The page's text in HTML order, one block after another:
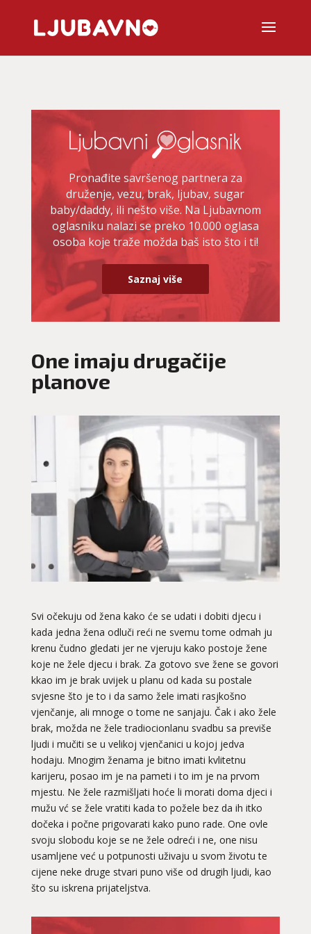
Pronađite savršenog partnera za
druženje, vezu, brak, ljubav, sugar
baby/daddy, ili nešto više. Na Ljubavnom
oglasniku nalazi se preko 10.000 oglasa
osoba koje traže možda baš isto što i ti!
Saznaj više
One imaju drugačije
planove
Svi očekuju od žena kako će se udati i dobiti djecu i
kada jedna žena odluči reći ne svemu tome odmah ju
krenu čudno gledati jer ne vjeruju kako postoje žene
koje ne žele djecu i brak. Za gotovo sve žene se govori
kkao im je brak uvijek u planu od kada su postale
svjesne što je to i da samo žele imati rasjkošno
vjenčanje, ali mnoge o tome ne sanjaju. Čak i ako žele
brak, možda ne žele tradiocionlanu svadbu sa previše
ljudi i mučiti se u velikoj vjenčanici u kojoj jedva
hodaju. Mnogim ženama je bitno imati kvlitetnu
karijeru, posao im je na pameti i to im je na prvom
mjestu. Ne žele razmišljati hoće li morati doma djeci i
mužu vć se žele vratiti kada to požele bez da ih itko
dočeka i počne prigovarati kako puno rade. One ovle
svoju slobodu koje se ne žele odreći i ne, one nisu
usamljene već u potpunosti uživaju u svom životu te
cijene neke druge stvari puno više od drugih ljudi, kao
što su iskrena prijateljstva.